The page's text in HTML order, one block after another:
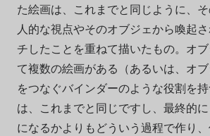
た絵画は、これまでと同じように、
人的な視点やそのオブジェから喚起
チしたことを重ねて描いたもの。オ
て複数の絵画がある（あるいは、オ
をつなぐバインダーのような役割を
は、これまでと同じですし、最終的
になるかよりもどういう過程で作り